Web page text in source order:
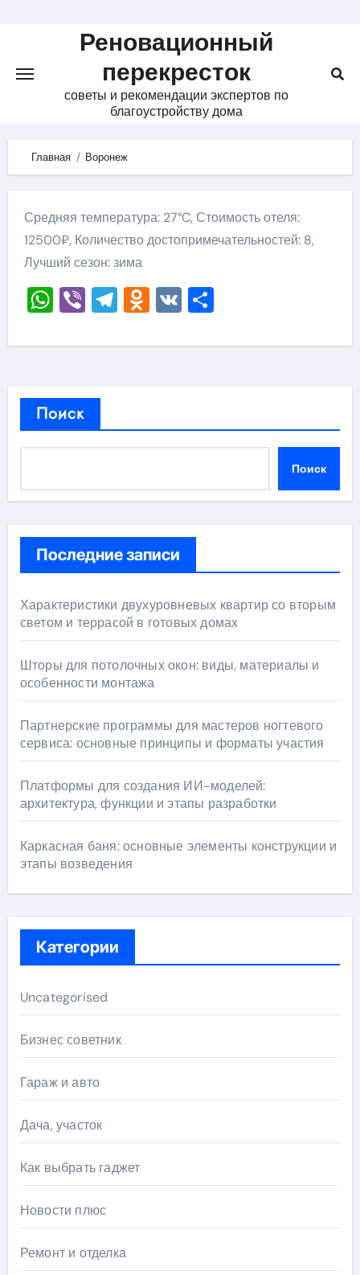
Реновационный
перекресток
советы и рекомендации экспертов по
благоустройству дома
Главная Воронеж
Средняя температура: 27°C, Стоимость отеля:
12500₽, Количество достопримечательностей: 8,
Лучший сезон: зима
WhatsApp
ViberTelegram
Odnoklassniki
VKОтправить
Поиск
Поиск
Последние записи
Характеристики двухуровневых квартир со вторым
светом и террасой в готовых домах
Шторы для потолочных окон: виды, материалы и
особенности монтажа
Партнерские программы для мастеров ногтевого
сервиса: основные принципы и форматы участия
Платформы для создания ИИ-моделей:
архитектура, функции и этапы разработки
Каркасная баня: основные элементы конструкции и
этапы возведения
Категории
Uncategorised
Бизнес советник
Гараж и авто
Дача, участок
Как выбрать гаджет
Новости плюс
Ремонт и отделка